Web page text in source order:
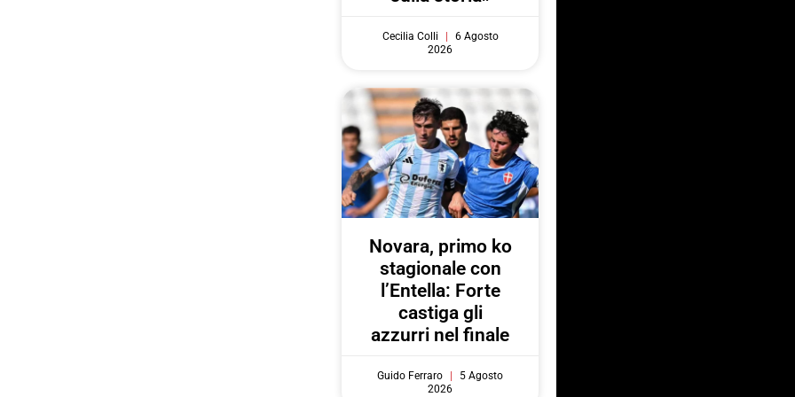
Cecilia Colli
6 Agosto
2026
Novara, primo ko
stagionale con
l’Entella: Forte
castiga gli
azzurri nel finale
Guido Ferraro
5 Agosto
2026